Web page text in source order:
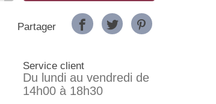
Partager
Service client
Du lundi au vendredi de
14h00 à 18h30